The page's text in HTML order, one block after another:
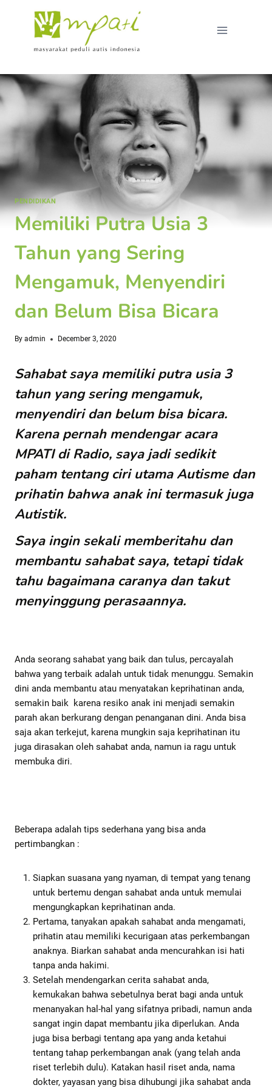
PENDIDIKAN
Memiliki Putra Usia 3
Tahun yang Sering
Mengamuk, Menyendiri
dan Belum Bisa Bicara
By admin December 3, 2020
Sahabat saya memiliki putra usia 3
tahun yang sering mengamuk,
menyendiri dan belum bisa bicara.
Karena pernah mendengar acara
MPATI di Radio, saya jadi sedikit
paham tentang ciri utama Autisme dan
prihatin bahwa anak ini termasuk juga
Autistik.
Saya ingin sekali memberitahu dan
membantu sahabat saya, tetapi tidak
tahu bagaimana caranya dan takut
menyinggung perasaannya.
Anda seorang sahabat yang baik dan tulus, percayalah
bahwa yang terbaik adalah untuk tidak menunggu. Semakin
dini anda membantu atau menyatakan keprihatinan anda,
semakin baik karena resiko anak ini menjadi semakin
parah akan berkurang dengan penanganan dini. Anda bisa
saja akan terkejut, karena mungkin saja keprihatinan itu
juga dirasakan oleh sahabat anda, namun ia ragu untuk
membuka diri.
Beberapa adalah tips sederhana yang bisa anda
pertimbangkan :
Siapkan suasana yang nyaman, di tempat yang tenang
untuk bertemu dengan sahabat anda untuk memulai
mengungkapkan keprihatinan anda.
Pertama, tanyakan apakah sahabat anda mengamati,
prihatin atau memiliki kecurigaan atas perkembangan
anaknya. Biarkan sahabat anda mencurahkan isi hati
tanpa anda hakimi.
Setelah mendengarkan cerita sahabat anda,
kemukakan bahwa sebetulnya berat bagi anda untuk
menanyakan hal-hal yang sifatnya pribadi, namun anda
sangat ingin dapat membantu jika diperlukan. Anda
juga bisa berbagi tentang apa yang anda ketahui
tentang tahap perkembangan anak (yang telah anda
riset terlebih dulu). Katakan hasil riset anda, nama
dokter, yayasan yang bisa dihubungi jika sahabat anda